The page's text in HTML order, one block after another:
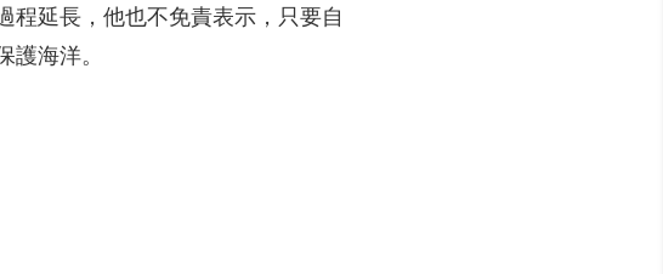
程延長，他也不免責表示，只要自
海洋。